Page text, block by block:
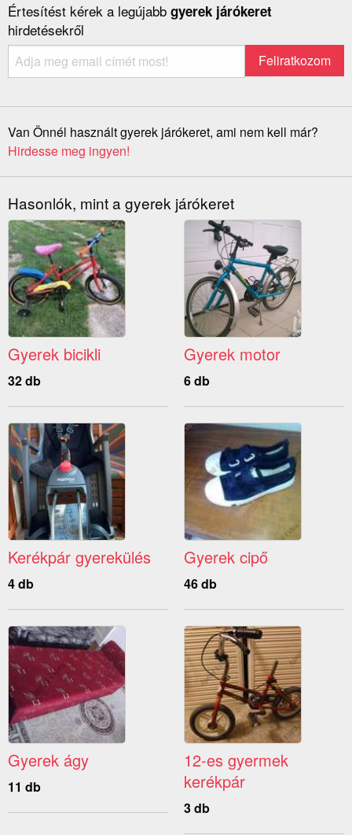
Értesítést kérek a legújabb gyerek járókeret
hirdetésekről
Van Önnél használt gyerek járókeret, ami nem kell már?
Hirdesse meg ingyen!
Hasonlók, mint a gyerek járókeret
Gyerek bicikli
32 db
Gyerek motor
6 db
Kerékpár gyerekülés
4 db
Gyerek cipő
46 db
Gyerek ágy
11 db
12-es gyermek
kerékpár
3 db